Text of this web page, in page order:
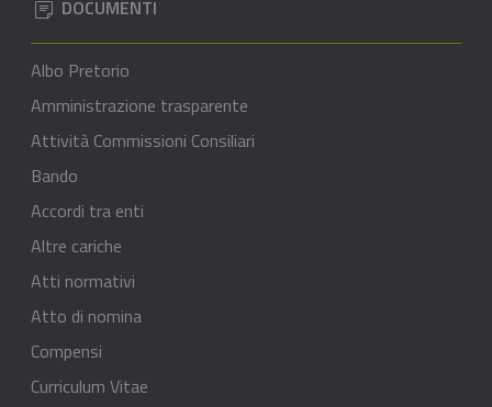
DOCUMENTI
Albo Pretorio
Amministrazione trasparente
Attività Commissioni Consiliari
Bando
Accordi tra enti
Altre cariche
Atti normativi
Atto di nomina
Compensi
Curriculum Vitae